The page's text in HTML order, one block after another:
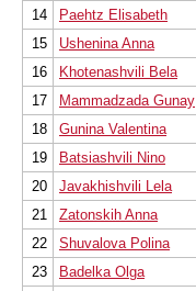
14
Paehtz Elisabeth
15
Ushenina Anna
16
Khotenashvili Bela
17
Mammadzada Gunay
18
Gunina Valentina
19
Batsiashvili Nino
20
Javakhishvili Lela
21
Zatonskih Anna
22
Shuvalova Polina
23
Badelka Olga